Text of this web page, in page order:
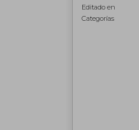
Editado en
Categorías